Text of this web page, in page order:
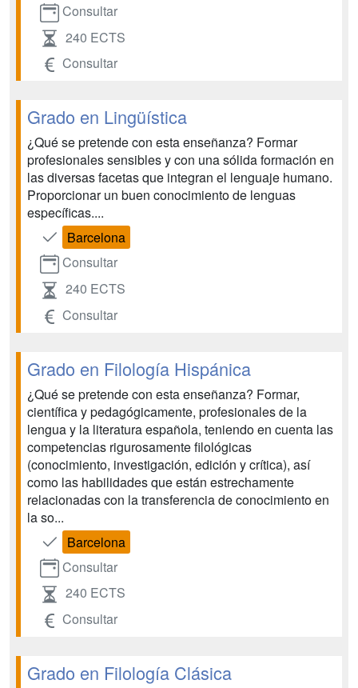
Consultar
240 ECTS
Consultar
Grado en Lingüística
¿Qué se pretende con esta enseñanza? Formar
profesionales sensibles y con una sólida formación en
las diversas facetas que integran el lenguaje humano.
Proporcionar un buen conocimiento de lenguas
específicas....
Barcelona
Consultar
240 ECTS
Consultar
Grado en Filología Hispánica
¿Qué se pretende con esta enseñanza? Formar,
científica y pedagógicamente, profesionales de la
lengua y la literatura española, teniendo en cuenta las
competencias rigurosamente filológicas
(conocimiento, investigación, edición y crítica), así
como las habilidades que están estrechamente
relacionadas con la transferencia de conocimiento en
la so...
Barcelona
Consultar
240 ECTS
Consultar
Grado en Filología Clásica